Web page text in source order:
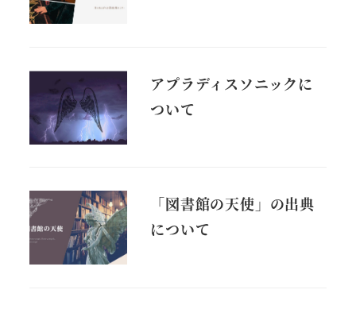
アプラディスソニックに
ついて
「図書館の天使」の出典
について